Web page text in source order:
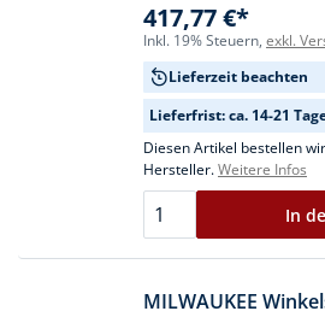
417,77 €*
Inkl. 19% Steuern, exkl.
Lieferzeit beachten
Lieferfrist: ca. 14-21
Diesen Artikel bestellen
Hersteller.Weitere Infos
In
MILWAUKEE